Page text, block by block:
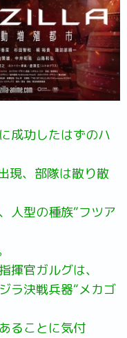
成功したはずのハ
現、部隊は散り散
人型の種族“フツア
揮官ガルグは、
ラ決戦兵器“メカゴ
ることに気付